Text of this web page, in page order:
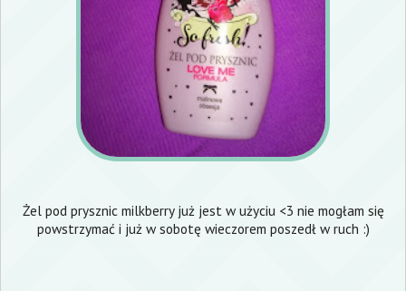
Żel pod prysznic milkberry już jest w użyciu <3 nie mogłam się
powstrzymać i już w sobotę wieczorem poszedł w ruch :)